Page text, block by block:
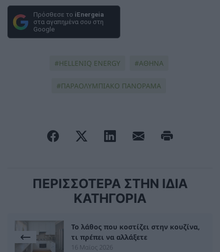
Πρόσθεσε το iEnergeia
στα αγαπημένα σου στη
Google
HELLENIQ ENERGY ΑΘΗΝΑ
ΠΑΡΑΟΛΥΜΠΙΑΚΟ ΠΑΝΟΡΑΜΑ
ΠΕΡΙΣΣΟΤΕΡΑ ΣΤΗΝ ΙΔΙΑ
ΚΑΤΗΓΟΡΙΑ
Το λάθος που κοστίζει στην κουζίνα,
τι πρέπει να αλλάξετε
16 Μαϊος 2026